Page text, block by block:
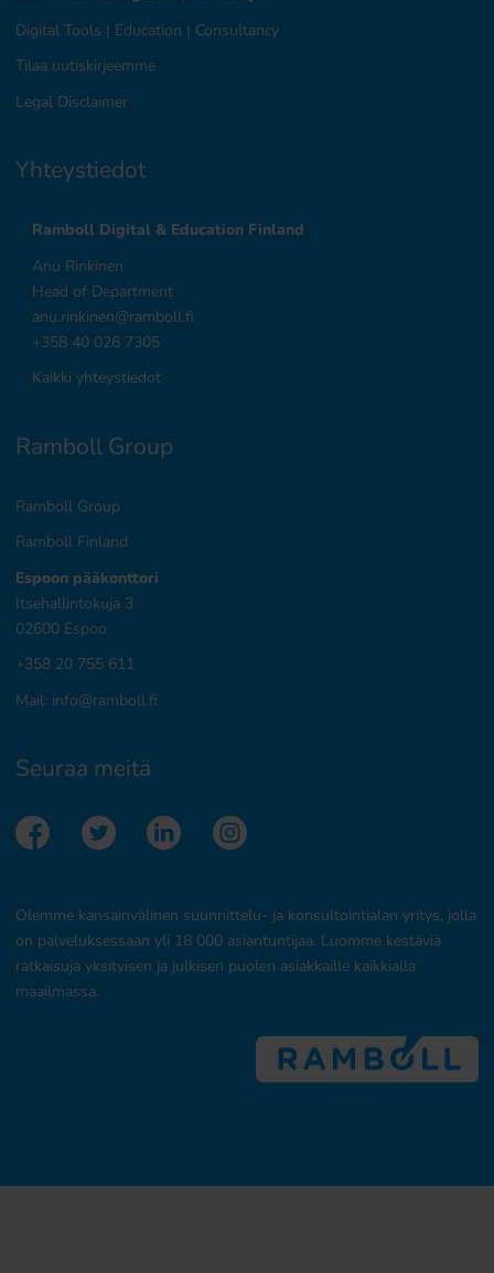
Digital Tools | Education | Consultancy
Tilaa uutiskirjeemme
Legal Disclaimer
Yhteystiedot
Ramboll Digital & Education Finland
Anu Rinkinen
Head of Department
anu.rinkinen@ramboll.fi
+358 40 026 7305
Kaikki yhteystiedot
Ramboll Group
Ramboll Group
Ramboll Finland
Espoon pääkonttori
Itsehallintokuja 3
02600 Espoo
+358 20 755 611
Mail: info@ramboll.fi
Seuraa meitä
Olemme kansainvälinen suunnittelu- ja konsultointialan yritys, jolla
on palveluksessaan yli 18 000 asiantuntijaa. Luomme kestäviä
ratkaisuja yksityisen ja julkisen puolen asiakkaille kaikkialla
maailmassa.